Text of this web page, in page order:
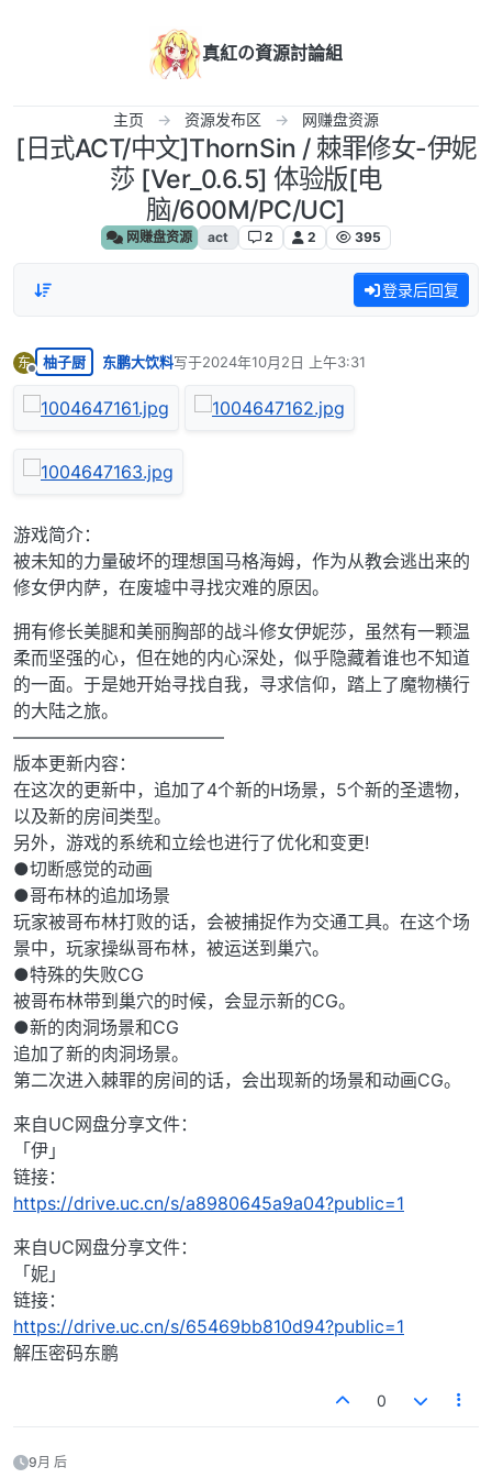
真紅の資源討論組
主页 资源发布区 网赚盘资源
[日式ACT/中文]ThornSin / 棘罪修女-伊妮
莎 [Ver_0.6.5] 体验版[电
脑/600M/PC/UC]
网赚盘资源 act 2 2 395
登录后回复
东
离线
柚子厨 东鹏大饮料写于2024年10月2日 上午3:31
最后由 编辑
游戏简介：
被未知的力量破坏的理想国马格海姆，作为从教会逃出来的
修女伊内萨，在废墟中寻找灾难的原因。
拥有修长美腿和美丽胸部的战斗修女伊妮莎，虽然有一颗温
柔而坚强的心，但在她的内心深处，似乎隐藏着谁也不知道
的一面。于是她开始寻找自我，寻求信仰，踏上了魔物横行
的大陆之旅。
————————————
版本更新内容：
在这次的更新中，追加了4个新的H场景，5个新的圣遗物，
以及新的房间类型。
另外，游戏的系统和立绘也进行了优化和变更!
●切断感觉的动画
●哥布林的追加场景
玩家被哥布林打败的话，会被捕捉作为交通工具。在这个场
景中，玩家操纵哥布林，被运送到巢穴。
●特殊的失败CG
被哥布林带到巢穴的时候，会显示新的CG。
●新的肉洞场景和CG
追加了新的肉洞场景。
第二次进入棘罪的房间的话，会出现新的场景和动画CG。
来自UC网盘分享文件：
「伊」
链接：
https://drive.uc.cn/s/a8980645a9a04?public=1
来自UC网盘分享文件：
「妮」
链接：
https://drive.uc.cn/s/65469bb810d94?public=1
解压密码东鹏
0
9月 后